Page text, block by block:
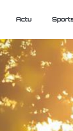
Actu